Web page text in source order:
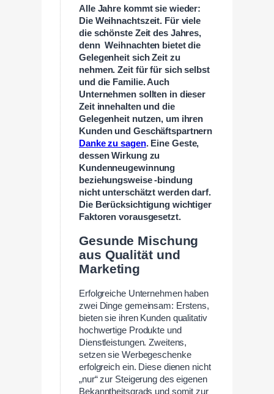
Alle Jahre kommt sie wieder:
Die Weihnachtszeit. Für viele
die schönste Zeit des Jahres,
denn Weihnachten bietet die
Gelegenheit sich Zeit zu
nehmen. Zeit für für sich selbst
und die Familie. Auch
Unternehmen sollten in dieser
Zeit innehalten und die
Gelegenheit nutzen, um ihren
Kunden und Geschäftspartnern
Danke zu sagen. Eine Geste,
dessen Wirkung zu
Kundenneugewinnung
beziehungsweise -bindung
nicht unterschätzt werden darf.
Die Berücksichtigung wichtiger
Faktoren vorausgesetzt.
Gesunde Mischung
aus Qualität und
Marketing
Erfolgreiche Unternehmen haben
zwei Dinge gemeinsam: Erstens,
bieten sie ihren Kunden qualitativ
hochwertige Produkte und
Dienstleistungen. Zweitens,
setzen sie Werbegeschenke
erfolgreich ein. Diese dienen nicht
„nur“ zur Steigerung des eigenen
Bekanntheitsgrads und somit zur